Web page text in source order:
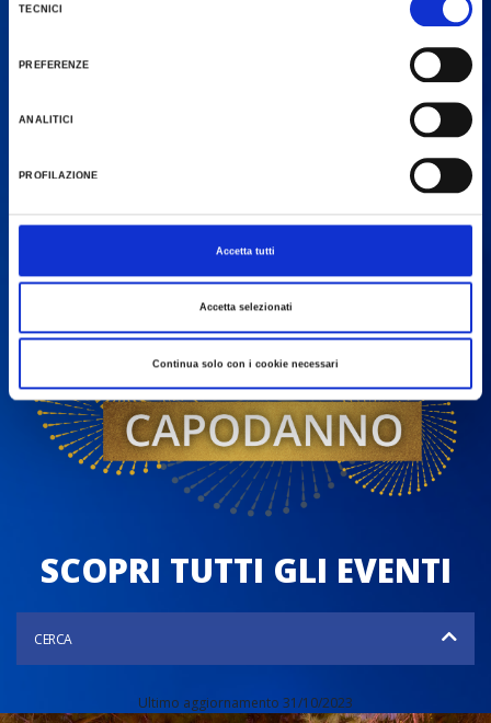
TECNICI
PREFERENZE
ANALITICI
PROFILAZIONE
Accetta tutti
Accetta selezionati
Continua solo con i cookie necessari
SCOPRI TUTTI GLI EVENTI
CERCA
Ultimo aggiornamento 31/10/2023